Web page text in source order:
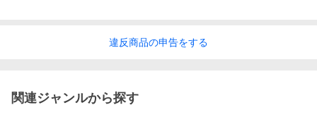
違反商品の申告をする
関連ジャンルから探す